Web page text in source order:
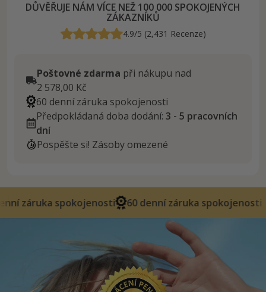
DŮVĚŘUJE NÁM VÍCE NEŽ 100 000 SPOKOJENÝCH
ZÁKAZNÍKŮ
4.9/5 (2,431 Recenze)
Poštovné zdarma při nákupu nad
2 578,00 Kč
60 denní záruka spokojenosti
Předpokládaná doba dodání: 3 - 5 pracovních
dní
Pospěšte si! Zásoby omezené
60 denní záruka spokojenosti 60